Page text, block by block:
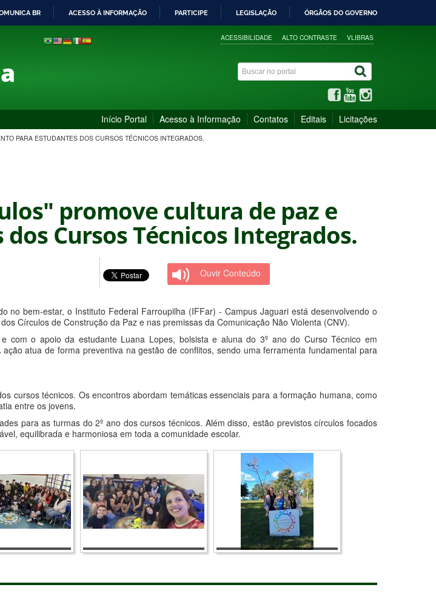
PARA
BR ACESSO À INFORMAÇÃO PARTICIPE LEGISLAÇÃO ÓRGÃOS DO GOVERNO
ACESSIBILIDADE ALTO CONTRASTE VLIBRAS
Início Portal Acesso à Informação Contatos Editais Licitações
PARA ESTUDANTES DOS CURSOS TÉCNICOS INTEGRADOS.
promove cultura de paz e
Cursos Técnicos Integrados.
Ouvir Conteúdo
bem-estar, o Instituto Federal Farroupilha (IFFar) - Campus Jaguari está desenvolvendo o
Círculos de Construção da Paz e nas premissas da Comunicação Não Violenta (CNV).
com o apoio da estudante Luana Lopes, bolsista e aluna do 3º ano do Curso Técnico em
atua de forma preventiva na gestão de conflitos, sendo uma ferramenta fundamental para
cursos técnicos. Os encontros abordam temáticas essenciais para a formação humana, como
entre os jovens.
para as turmas do 2º ano dos cursos técnicos. Além disso, estão previstos círculos focados
equilibrada e harmoniosa em toda a comunidade escolar.